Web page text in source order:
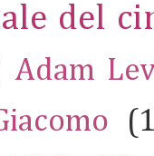
del
Adam